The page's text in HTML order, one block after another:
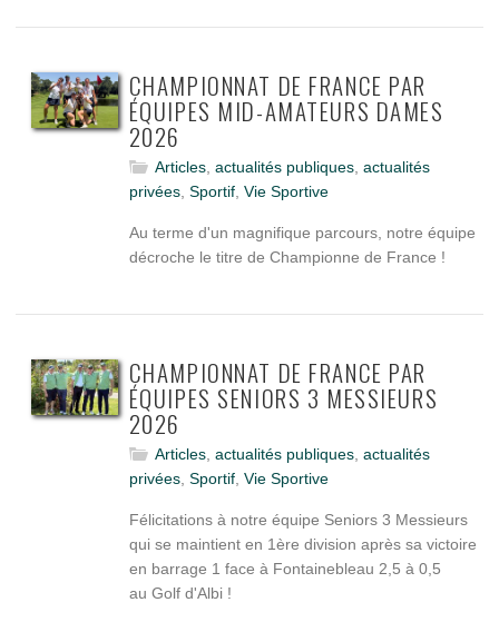
CHAMPIONNAT DE FRANCE PAR
ÉQUIPES MID-AMATEURS DAMES
2026
Articles, actualités publiques, actualités
privées, Sportif, Vie Sportive
Au terme d'un magnifique parcours, notre équipe
décroche le titre de Championne de France !
CHAMPIONNAT DE FRANCE PAR
ÉQUIPES SENIORS 3 MESSIEURS
2026
Articles, actualités publiques, actualités
privées, Sportif, Vie Sportive
Félicitations à notre équipe Seniors 3 Messieurs
qui se maintient en 1ère division après sa victoire
en barrage 1 face à Fontainebleau 2,5 à 0,5
au Golf d'Albi !